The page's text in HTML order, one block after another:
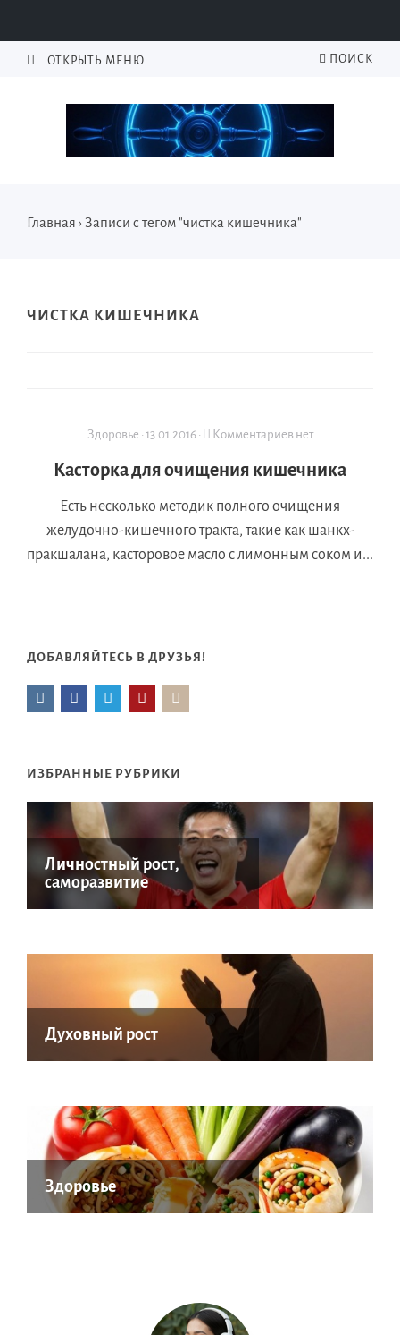
ОТКРЫТЬ МЕНЮ ПОИСК
Главная › Записи с тегом "чистка кишечника"
ЧИСТКА КИШЕЧНИКА
Здоровье · 13.01.2016· Комментариев нет
Касторка для очищения кишечника
Есть несколько методик полного очищения
желудочно-кишечного тракта, такие как шанкх-
пракшалана, касторовое масло с лимонным соком и...
ДОБАВЛЯЙТЕСЬ В ДРУЗЬЯ!
ИЗБРАННЫЕ РУБРИКИ
Личностный рост,
саморазвитие
Духовный рост
Здоровье